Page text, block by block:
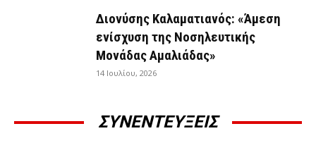
Διονύσης Καλαματιανός: «Άμεση
ενίσχυση της Νοσηλευτικής
Μονάδας Αμαλιάδας»
14 Ιουλίου, 2026
ΣΥΝΕΝΤΕΥΞΕΙΣ
ΣΥΝΕΝΤΕΎΞΕΙΣ